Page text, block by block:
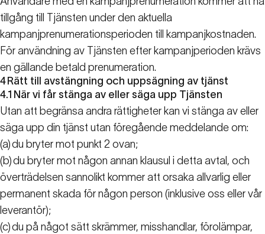
tillgång till Tjänsten under den aktuella
kampanjprenumerationsperioden till kampanjkostnaden.
För användning av Tjänsten efter kampanjperioden krävs
en gällande betald prenumeration.
4 Rätt till avstängning och uppsägning av tjänst
4.1 När vi får stänga av eller säga upp Tjänsten
Utan att begränsa andra rättigheter kan vi stänga av eller
säga upp din tjänst utan föregående meddelande om:
(a)du bryter mot punkt 2 ovan;
(b)du bryter mot någon annan klausul i detta avtal, och
överträdelsen sannolikt kommer att orsaka allvarlig eller
permanent skada för någon person (inklusive oss eller vår
leverantör);
(c)du på något sätt skrämmer, misshandlar, förolämpar,